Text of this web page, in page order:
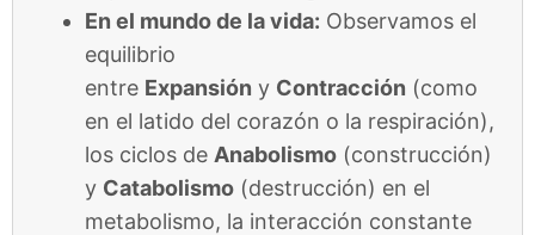
En el mundo de la vida: Observamos el
equilibrio
entre Expansión y Contracción (como
en el latido del corazón o la respiración),
los ciclos de Anabolismo (construcción)
y Catabolismo (destrucción) en el
metabolismo, la interacción constante